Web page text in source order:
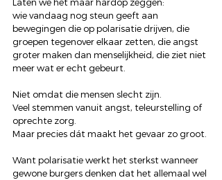
wie vandaag nog steun geeft aan
bewegingen die op polarisatie drijven, die
groepen tegenover elkaar zetten, die angst
groter maken dan menselijkheid, die ziet niet
meer wat er echt gebeurt.
Niet omdat die mensen slecht zijn.
Veel stemmen vanuit angst, teleurstelling of
oprechte zorg.
Maar precies dát maakt het gevaar zo groot.
Want polarisatie werkt het sterkst wanneer
gewone burgers denken dat het allemaal wel